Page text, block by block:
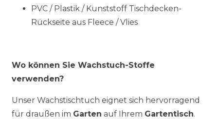
PVC / Plastik / Kunststoff Tischdecken-
Rückseite aus Fleece / Vlies
Wo können Sie Wachstuch-Stoffe
verwenden?
Unser Wachstischtuch eignet sich hervorragend
für draußen im Garten auf Ihrem Gartentisch.